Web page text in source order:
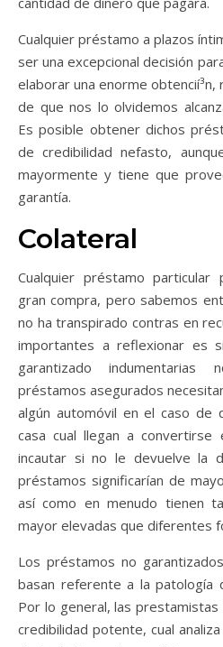
Cualquier préstamo a plazos
ser una excepcional decisión
elaborar una enorme
de que nos lo olvidemos
Es posible obtener dichos
de credibilidad nefasto,
mayormente y tiene que
garantía.
Colateral
Cualquier préstamo particular
gran compra, pero sabemos
no ha transpirado contras en
importantes a reflexionar es
garantizado
préstamos asegurados
algún automóvil en el caso de
casa cual llegan a
incautar si no le devuelve la
préstamos significarían de
así­ como en menudo tienen
mayor elevadas que diferentes
Los préstamos no
basan referente a la patologí­a
Por lo general, las prestamistas
credibilidad potente, cual